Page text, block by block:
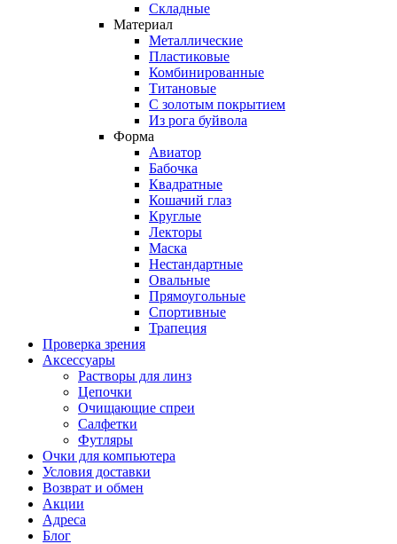
Складные
Материал
Металлические
Пластиковые
Комбинированные
Титановые
С золотым покрытием
Из рога буйвола
Форма
Авиатор
Бабочка
Квадратные
Кошачий глаз
Круглые
Лекторы
Маска
Нестандартные
Овальные
Прямоугольные
Спортивные
Трапеция
Проверка зрения
Аксессуары
Растворы для линз
Цепочки
Очищающие спреи
Салфетки
Футляры
Очки для компьютера
Условия доставки
Возврат и обмен
Акции
Адреса
Блог